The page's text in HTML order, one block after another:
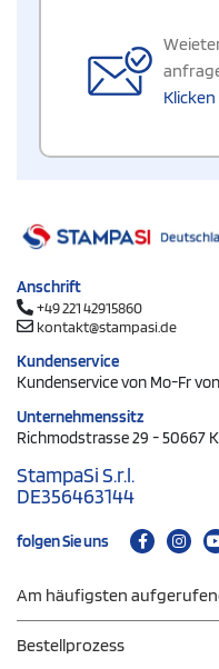
Anschrift
+49 221 42915860
kontakt@stampasi.de
Kundenservice
Kundenservice von Mo-Fr
Unternehmenssitz
Richmodstrasse 29 - 50667
StampaSi S.r.l.
DE356463144
folgen Sie uns
Am häufigsten
Bestellprozess